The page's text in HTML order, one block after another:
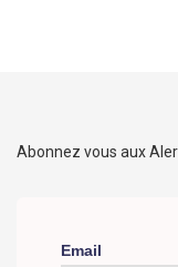
Abonnez vous aux
Email